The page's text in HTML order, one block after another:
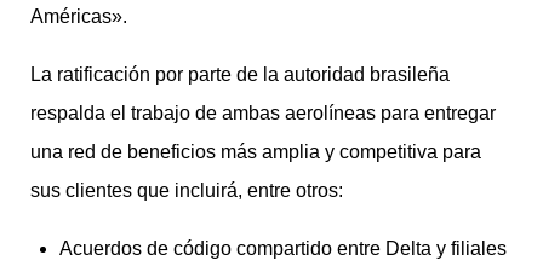
Américas».
La ratificación por parte de la autoridad brasileña
respalda el trabajo de ambas aerolíneas para entregar
una red de beneficios más amplia y competitiva para
sus clientes que incluirá, entre otros:
Acuerdos de código compartido entre Delta y filiales